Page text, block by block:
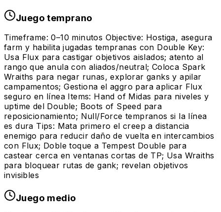
Juego temprano
Timeframe: 0–10 minutos Objective: Hostiga, asegura
farm y habilita jugadas tempranas con Double Key:
Usa Flux para castigar objetivos aislados; atento al
rango que anula con aliados/neutral; Coloca Spark
Wraiths para negar runas, explorar ganks y apilar
campamentos; Gestiona el aggro para aplicar Flux
seguro en línea Items: Hand of Midas para niveles y
uptime del Double; Boots of Speed para
reposicionamiento; Null/Force tempranos si la línea
es dura Tips: Mata primero el creep a distancia
enemigo para reducir daño de vuelta en intercambios
con Flux; Doble toque a Tempest Double para
castear cerca en ventanas cortas de TP; Usa Wraiths
para bloquear rutas de gank; revelan objetivos
invisibles
Juego medio